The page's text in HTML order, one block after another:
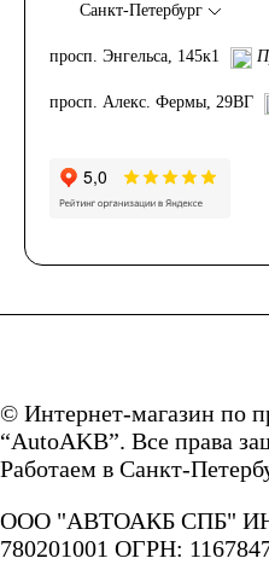
Санкт-Петербург
просп. Энгельса, 145к1
просп. Алекс. Фермы, 29ВГ
© Интернет-магазин по
“AutoAKB”. Все права
Работаем в Санкт-
ООО "АВТОАКБ СПБ"
780201001 ОГРН: